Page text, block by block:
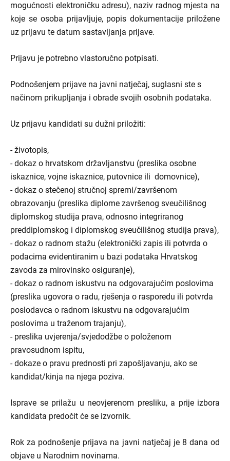
mogućnosti elektroničku adresu), naziv radnog mjesta na
koje se osoba prijavljuje, popis dokumentacije priložene
uz prijavu te datum sastavljanja prijave.
Prijavu je potrebno vlastoručno potpisati.
Podnošenjem prijave na javni natječaj, suglasni ste s
načinom prikupljanja i obrade svojih osobnih podataka.
Uz prijavu kandidati su dužni priložiti:
- životopis,
- dokaz o hrvatskom državljanstvu (preslika osobne
iskaznice, vojne iskaznice, putovnice ili domovnice),
- dokaz o stečenoj stručnoj spremi/završenom
obrazovanju (preslika diplome završenog sveučilišnog
diplomskog studija prava, odnosno integriranog
preddiplomskog i diplomskog sveučilišnog studija prava),
- dokaz o radnom stažu (elektronički zapis ili potvrda o
podacima evidentiranim u bazi podataka Hrvatskog
zavoda za mirovinsko osiguranje),
- dokaz o radnom iskustvu na odgovarajućim poslovima
(preslika ugovora o radu, rješenja o rasporedu ili potvrda
poslodavca o radnom iskustvu na odgovarajućim
poslovima u traženom trajanju),
- preslika uvjerenja/svjedodžbe o položenom
pravosudnom ispitu,
- dokaze o pravu prednosti pri zapošljavanju, ako se
kandidat/kinja na njega poziva.
Isprave se prilažu u neovjerenom presliku, a prije izbora
kandidata predočit će se izvornik.
Rok za podnošenje prijava na javni natječaj je 8 dana od
objave u Narodnim novinama.